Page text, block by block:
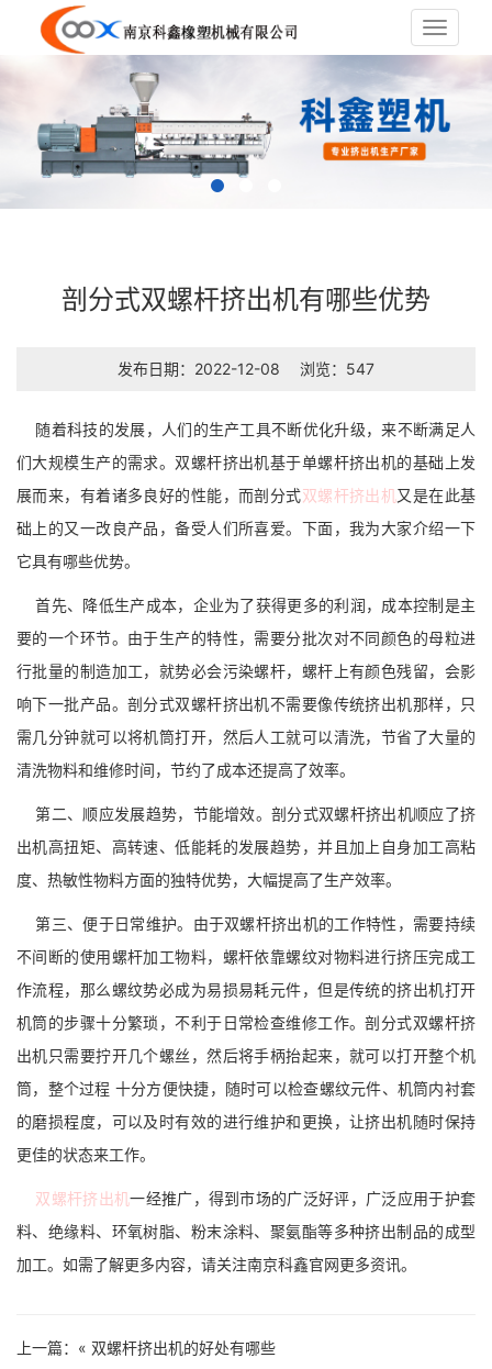
Toggle
剖分式双螺杆挤出机有哪些优势
发布日期：2022-12-08 浏览：547
随着科技的发展，人们的生产工具不断优化升级，来不断满足人
们大规模生产的需求。双螺杆挤出机基于单螺杆挤出机的基础上发
展而来，有着诸多良好的性能，而剖分式双螺杆挤出机又是在此基
础上的又一改良产品，备受人们所喜爱。下面，我为大家介绍一下
它具有哪些优势。
首先、降低生产成本，企业为了获得更多的利润，成本控制是主
要的一个环节。由于生产的特性，需要分批次对不同颜色的母粒进
行批量的制造加工，就势必会污染螺杆，螺杆上有颜色残留，会影
响下一批产品。剖分式双螺杆挤出机不需要像传统挤出机那样，只
需几分钟就可以将机筒打开，然后人工就可以清洗，节省了大量的
清洗物料和维修时间，节约了成本还提高了效率。
第二、顺应发展趋势，节能增效。剖分式双螺杆挤出机顺应了挤
出机高扭矩、高转速、低能耗的发展趋势，并且加上自身加工高粘
度、热敏性物料方面的独特优势，大幅提高了生产效率。
第三、便于日常维护。由于双螺杆挤出机的工作特性，需要持续
不间断的使用螺杆加工物料，螺杆依靠螺纹对物料进行挤压完成工
作流程，那么螺纹势必成为易损易耗元件，但是传统的挤出机打开
机筒的步骤十分繁琐，不利于日常检查维修工作。剖分式双螺杆挤
出机只需要拧开几个螺丝，然后将手柄抬起来，就可以打开整个机
筒，整个过程 十分方便快捷，随时可以检查螺纹元件、机筒内衬套
的磨损程度，可以及时有效的进行维护和更换，让挤出机随时保持
更佳的状态来工作。
双螺杆挤出机一经推广，得到市场的广泛好评，广泛应用于护套
料、绝缘料、环氧树脂、粉末涂料、聚氨酯等多种挤出制品的成型
加工。如需了解更多内容，请关注南京科鑫官网更多资讯。
上一篇：« 双螺杆挤出机的好处有哪些